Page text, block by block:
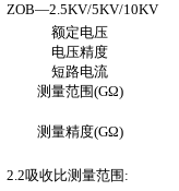
ZOB—2.5KV/5KV/10KV
额定电压
电压精度
短路电流
测量范围(GΩ)
测量精度(GΩ)
2.2吸收比测量范围: